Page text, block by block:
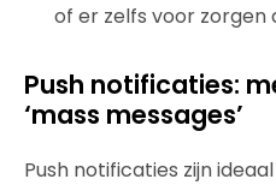
of er zelfs voor zorgen
Push notificaties:
‘mass messages’
Push notificaties zijn